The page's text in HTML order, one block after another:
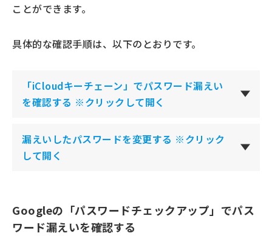
ことができます。
具体的な確認手順は、以下のとおりです。
「iCloudキーチェーン」でパスワード漏えい
を確認する ※クリックして開く
漏えいしたパスワードを変更する ※クリック
して開く
Googleの「パスワードチェックアップ」でパス
ワード漏えいを確認する